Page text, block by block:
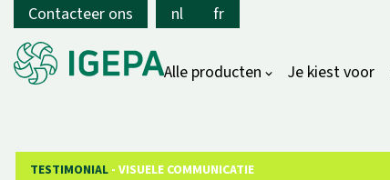
Contacteer ons nl fr
Alle producten Je kiest voor
TESTIMONIAL - VISUELE COMMUNICATIE